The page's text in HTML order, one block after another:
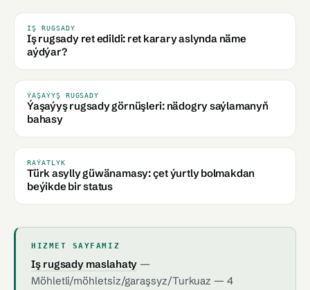
IŞ RUGSADY
Iş rugsady ret edildi: ret karary aslynda näme
aýdýar?
ÝAŞAÝYŞ RUGSADY
Ýaşaýyş rugsady görnüşleri: nädogry saýlamanyň
bahasy
RAÝATLYK
Türk asylly güwänamasy: çet ýurtly bolmakdan
beýikde bir status
HIZMET SAYFAMIZ
Iş rugsady maslahaty —
Möhletli/möhletsiz/garaşsyz/Turkuaz — 4